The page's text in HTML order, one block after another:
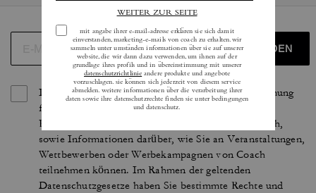
ANMELDEN
Indem Sie sich anmelden, erteilen Sie Ihre Zustimmung
für den Erhalt von E-Mails über die neuesten
Kollektionen, Angebote und Neuigkeiten von Coach,
sowie Informationen darüber, wie Sie an Veranstaltungen,
Wettbewerben oder Werbekampagnen von Coach
teilnehmen können. Im Rahmen der geltenden
Datenschutzgesetze haben Sie bestimmte Rechte und